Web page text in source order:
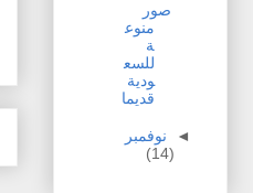
صور
منوع
ة
للسع
ودية
قديما
◄ نوفمبر
(14)